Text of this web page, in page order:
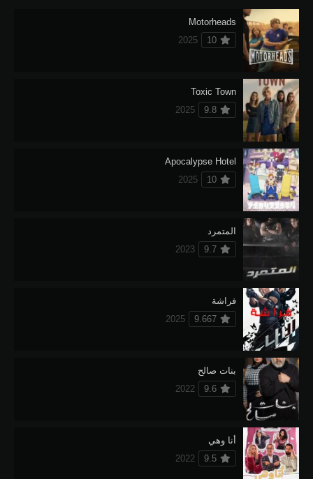
Motorheads
10
2025
Toxic Town
9.8
2025
Apocalypse Hotel
10
2025
المتمرد
9.7
2023
فراشة
9.667
2025
بنات صالح
9.6
2022
أنا وهي
9.5
2022